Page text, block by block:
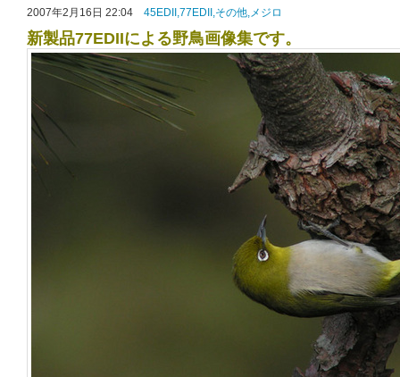
2007年2月16日 22:04 45EDII,77EDII,その他,メジロ
新製品77EDIIによる野鳥画像集です。